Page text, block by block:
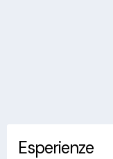
Esperienze